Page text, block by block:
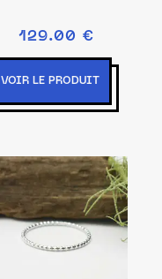
129.00 €
VOIR LE PRODUIT